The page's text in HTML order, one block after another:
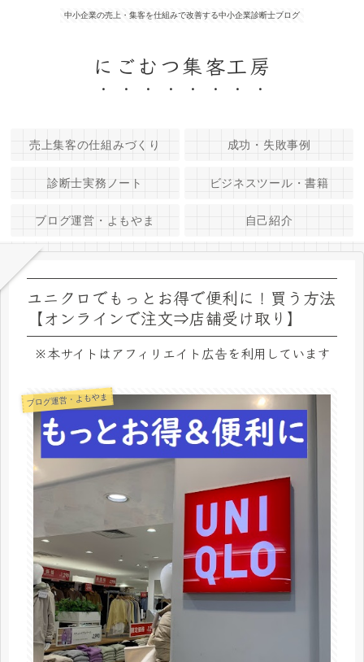
中小企業の売上・集客を仕組みで改善する中小企業診断士ブログ
にごむつ集客工房
売上集客の仕組みづくり 成功・失敗事例
診断士実務ノート ビジネスツール・書籍
ブログ運営・よもやま 自己紹介
ユニクロでもっとお得で便利に！買う方法
【オンラインで注文⇒店舗受け取り】
※本サイトはアフィリエイト広告を利用しています
ブログ運営・よもやま